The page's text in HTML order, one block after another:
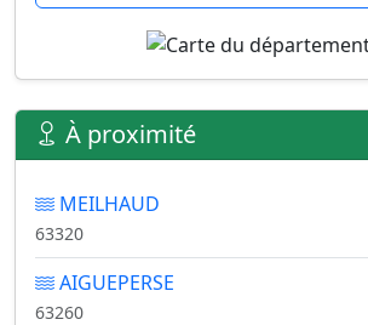
À proximité
MEILHAUD
63320
AIGUEPERSE
63260